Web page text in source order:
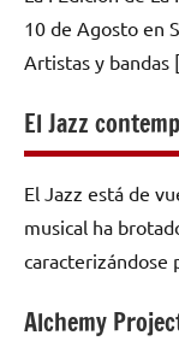
10 de Agosto en
Artistas y
El Jazz
El Jazz está de
musical ha
Alchemy